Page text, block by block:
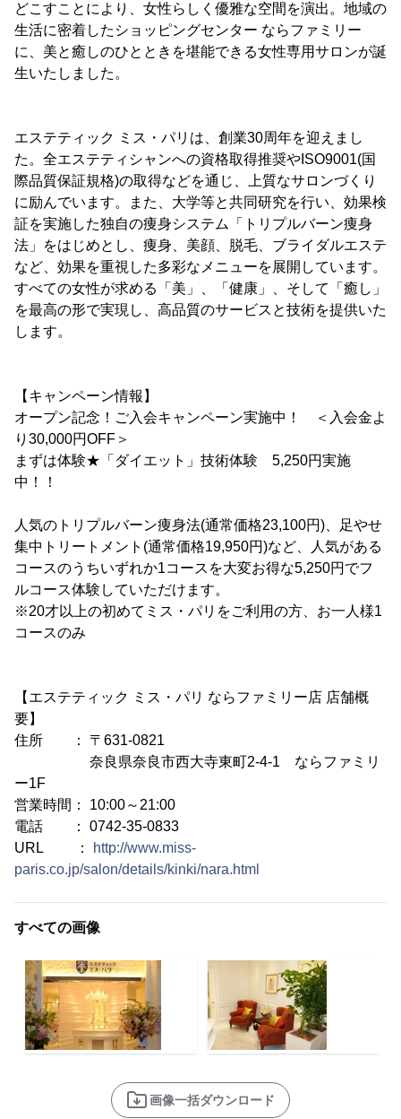
どこすことにより、女性らしく優雅な空間を演出。地域の
生活に密着したショッピングセンター ならファミリー
に、美と癒しのひとときを堪能できる女性専用サロンが誕
生いたしました。
エステティック ミス・パリは、創業30周年を迎えまし
た。全エステティシャンへの資格取得推奨やISO9001(国
際品質保証規格)の取得などを通じ、上質なサロンづくり
に励んでいます。また、大学等と共同研究を行い、効果検
証を実施した独自の痩身システム「トリプルバーン痩身
法」をはじめとし、痩身、美顔、脱毛、ブライダルエステ
など、効果を重視した多彩なメニューを展開しています。
すべての女性が求める「美」、「健康」、そして「癒し」
を最高の形で実現し、高品質のサービスと技術を提供いた
します。
【キャンペーン情報】
オープン記念！ご入会キャンペーン実施中！ ＜入会金よ
り30,000円OFF＞
まずは体験★「ダイエット」技術体験 5,250円実施
中！！
人気のトリプルバーン痩身法(通常価格23,100円)、足やせ
集中トリートメント(通常価格19,950円)など、人気がある
コースのうちいずれか1コースを大変お得な5,250円でフ
ルコース体験していただけます。
※20才以上の初めてミス・パリをご利用の方、お一人様1
コースのみ
【エステティック ミス・パリ ならファミリー店 店舗概
要】
住所 ： 〒631-0821
奈良県奈良市西大寺東町2-4-1 ならファミリ
ー1F
営業時間： 10:00～21:00
電話 ： 0742-35-0833
URL ：
http://www.miss-
paris.co.jp/salon/details/kinki/nara.html
すべての画像
画像一括ダウンロード